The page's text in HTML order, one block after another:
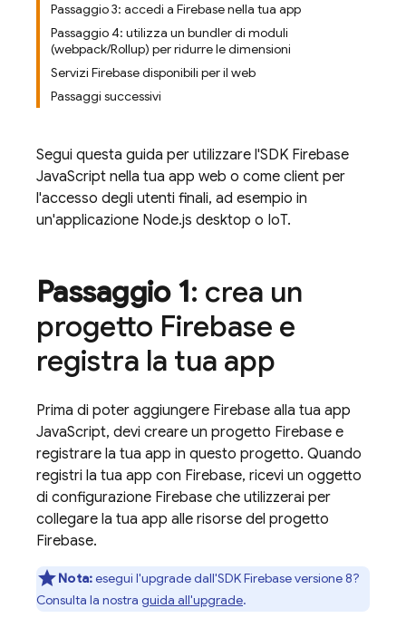
Passaggio 3: accedi a Firebase nella tua app
Passaggio 4: utilizza un bundler di moduli
(webpack/Rollup) per ridurre le dimensioni
Servizi Firebase disponibili per il web
Passaggi successivi
Segui questa guida per utilizzare l'SDK Firebase
JavaScript nella tua app web o come client per
l'accesso degli utenti finali, ad esempio in
un'applicazione Node.js desktop o IoT.
Passaggio 1: crea un
progetto Firebase e
registra la tua app
Prima di poter aggiungere Firebase alla tua app
JavaScript, devi creare un progetto Firebase e
registrare la tua app in questo progetto. Quando
registri la tua app con Firebase, ricevi un oggetto
di configurazione Firebase che utilizzerai per
collegare la tua app alle risorse del progetto
Firebase.
Nota:esegui l'upgrade dall'SDK Firebase versione 8?
Consulta la nostra guida all'upgrade.